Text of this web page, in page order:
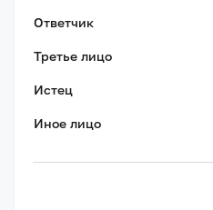
Ответчик
Третье лицо
Истец
Иное лицо